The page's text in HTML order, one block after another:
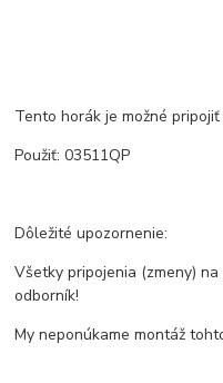
Tento horák je možné
Použiť: 03511QP
Dôležité upozornenie:
Všetky pripojenia (zmeny)
odborník!
My neponúkame montáž